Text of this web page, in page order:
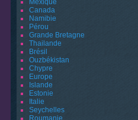
Mexique
Canada
Namibie
Pérou
Grande Bretagne
Thailande
Brésil
Ouzbékistan
Chypre
Europe
Islande
Estonie
Italie
Seychelles
Roumanie